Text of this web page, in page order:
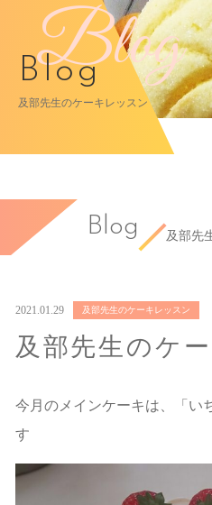
Blog
Blog
及部先生のケーキレッスン
Blog 及部先
2021.01.29 及部先生のケーキレッスン
及部先生のケ
今月のメインケーキは、「い
す